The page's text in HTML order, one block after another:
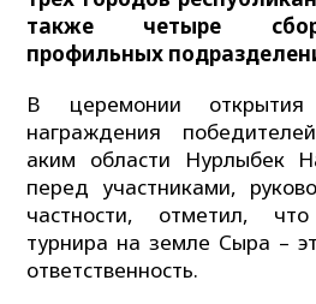
также четыре
профильных
В церемонии открытия
награждения
аким области Нурлыбек
перед участниками,
частности, отметил,
турнира на земле Сыра –
ответственность.